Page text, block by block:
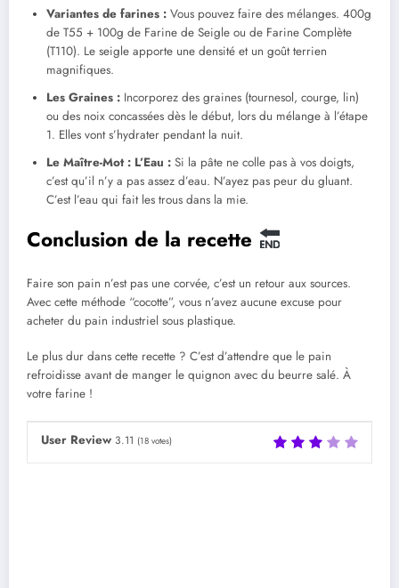
Variantes de farines : Vous pouvez faire des mélanges. 400g
de T55 + 100g de Farine de Seigle ou de Farine Complète
(T110). Le seigle apporte une densité et un goût terrien
magnifiques.
Les Graines : Incorporez des graines (tournesol, courge, lin)
ou des noix concassées dès le début, lors du mélange à l’étape
1. Elles vont s’hydrater pendant la nuit.
Le Maître-Mot : L’Eau : Si la pâte ne colle pas à vos doigts,
c’est qu’il n’y a pas assez d’eau. N’ayez pas peur du gluant.
C’est l’eau qui fait les trous dans la mie.
Conclusion de la recette
Faire son pain n’est pas une corvée, c’est un retour aux sources.
Avec cette méthode “cocotte”, vous n’avez aucune excuse pour
acheter du pain industriel sous plastique.
Le plus dur dans cette recette ? C’est d’attendre que le pain
refroidisse avant de manger le quignon avec du beurre salé. À
votre farine !
User Review 3.11 (18 votes)